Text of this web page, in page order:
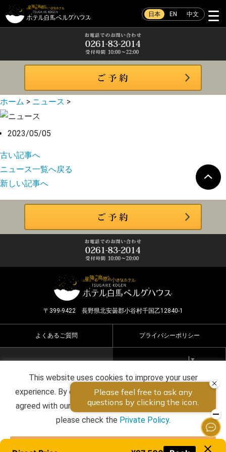
日本 EN 中文
ホーム > ニュース >
2023/05/05
古い記事へ
ニュース一覧へ戻る
新しい記事へ
〒399-9422 長野県北安曇郡小谷村千国乙12840-1
よくあるご質問 プライバシーポリシー
Select Language ▼
Copyright ©2026 HOTEL HAKUBA BERGHAUS all rights
reserved.
This website uses cookies to improve your user
experience. By continuing to use this website, you have
agreed with our cookie consent. For futher information,
please check the Private Policy.